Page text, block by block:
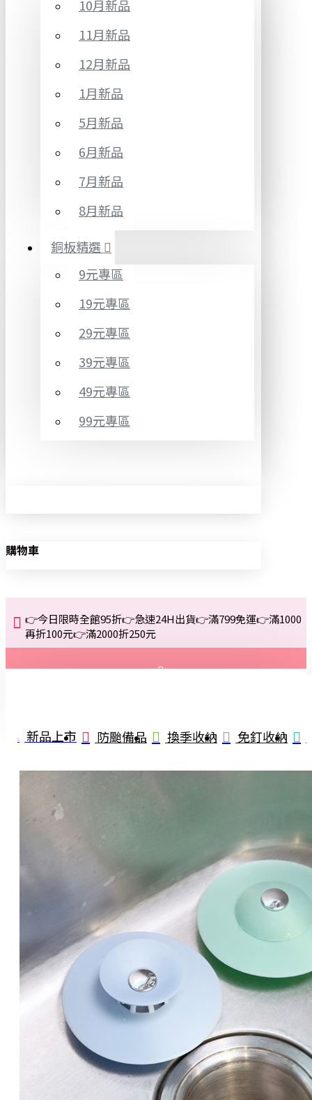
10月新品
11月新品
12月新品
1月新品
5月新品
6月新品
7月新品
8月新品
銅板精選
9元專區
19元專區
29元專區
39元專區
49元專區
99元專區
購物車
👉今日限時全館95折👉急速24H出貨👉滿799免運👉滿1000
再折100元👉滿2000折250元
註冊
詢問
新品上市 防颱備品 換季收納 免釘收納